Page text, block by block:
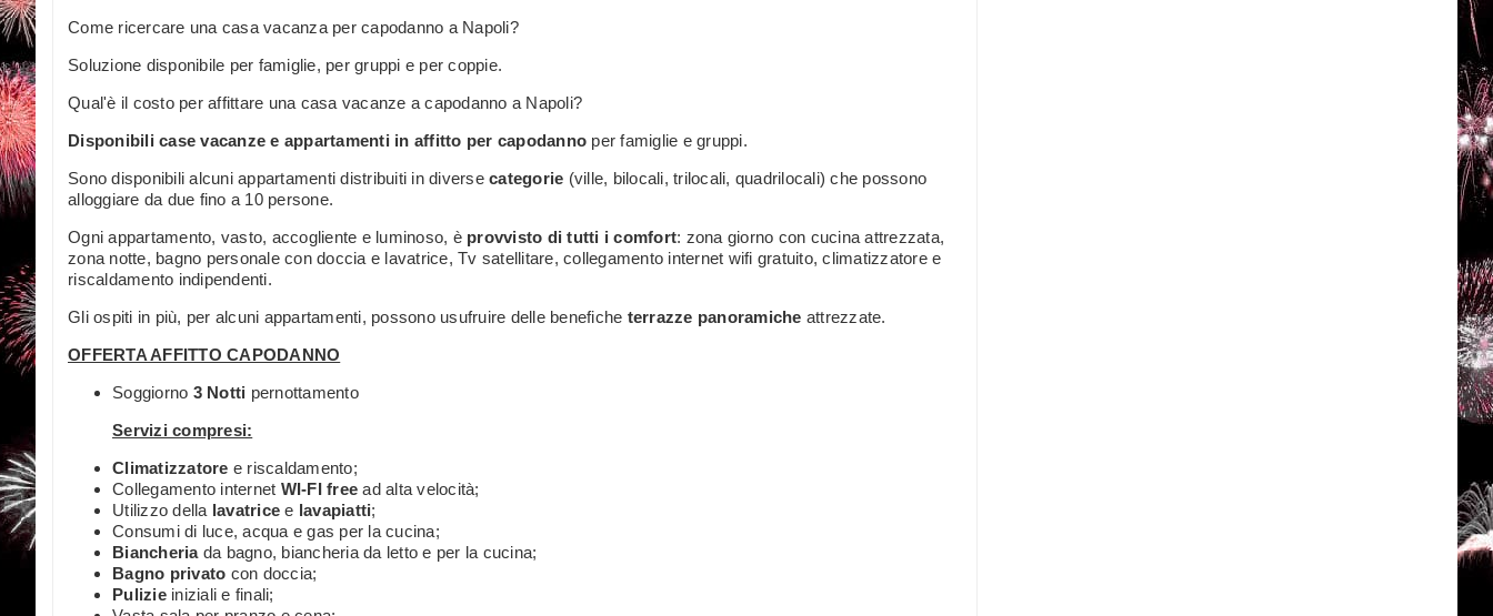
Come ricercare una casa vacanza per capodanno a Napoli?
Soluzione disponibile per famiglie, per gruppi e per coppie.
Qual'è il costo per affittare una casa vacanze a capodanno a Napoli?
Disponibili case vacanze e appartamenti in affitto per capodanno per famiglie e gruppi.
Sono disponibili alcuni appartamenti distribuiti in diverse categorie (ville, bilocali, trilocali, quadrilocali) che possono
alloggiare da due fino a 10 persone.
Ogni appartamento, vasto, accogliente e luminoso, è provvisto di tutti i comfort: zona giorno con cucina attrezzata,
zona notte, bagno personale con doccia e lavatrice, Tv satellitare, collegamento internet wifi gratuito, climatizzatore e
riscaldamento indipendenti.
Gli ospiti in più, per alcuni appartamenti, possono usufruire delle benefiche terrazze panoramiche attrezzate.
OFFERTA AFFITTO CAPODANNO
Soggiorno 3 Notti pernottamento
Servizi compresi:
Climatizzatore e riscaldamento;
Collegamento internet WI-FI free ad alta velocità;
Utilizzo della lavatrice e lavapiatti;
Consumi di luce, acqua e gas per la cucina;
Biancheriada bagno, biancheria da letto e per la cucina;
Bagno privato con doccia;
Pulizieiniziali e finali;